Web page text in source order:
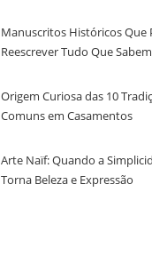
Manuscritos Históricos Que
Reescrever Tudo Que
Origem Curiosa das 10
Comuns em Casamentos
Arte Naïf: Quando a
Torna Beleza e Expressão